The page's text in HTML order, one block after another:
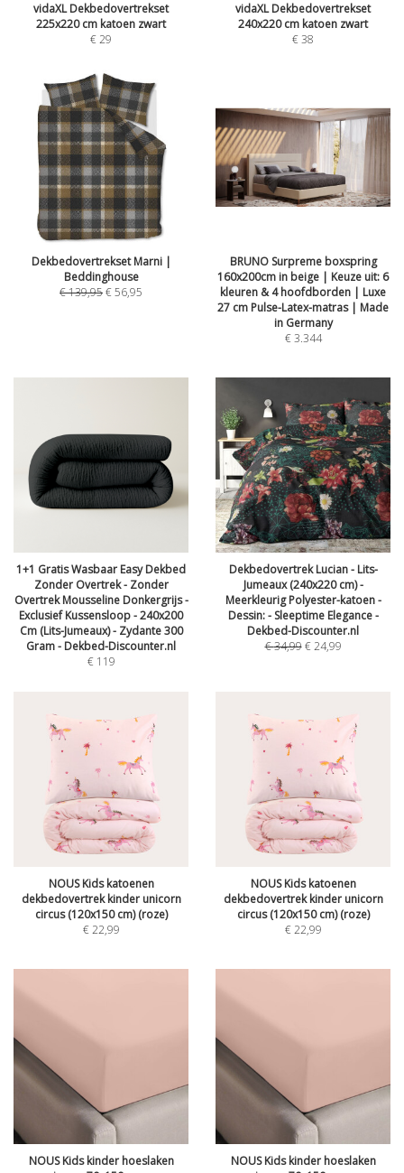
vidaXL Dekbedovertrekset
225x220 cm katoen zwart
€29
vidaXL Dekbedovertrekset
240x220 cm katoen zwart
€38
Dekbedovertrekset Marni |
Beddinghouse
€139,95€56,95
BRUNO Surpreme boxspring
160x200cm in beige | Keuze uit: 6
kleuren & 4 hoofdborden | Luxe
27 cm Pulse-Latex-matras | Made
in Germany
€3.344
1+1 Gratis Wasbaar Easy Dekbed
Zonder Overtrek - Zonder
Overtrek Mousseline Donkergrijs -
Exclusief Kussensloop - 240x200
Cm (Lits-Jumeaux) - Zydante 300
Gram - Dekbed-Discounter.nl
€ 119
Dekbedovertrek Lucian - Lits-
Jumeaux (240x220 cm) -
Meerkleurig Polyester-katoen -
Dessin: - Sleeptime Elegance -
Dekbed-Discounter.nl
€34,99 €24,99
NOUS Kids katoenen
dekbedovertrek kinder unicorn
circus (120x150 cm) (roze)
€22,99
NOUS Kids katoenen
dekbedovertrek kinder unicorn
circus (120x150 cm) (roze)
€22,99
NOUS Kids kinder hoeslaken
NOUS Kids kinder hoeslaken